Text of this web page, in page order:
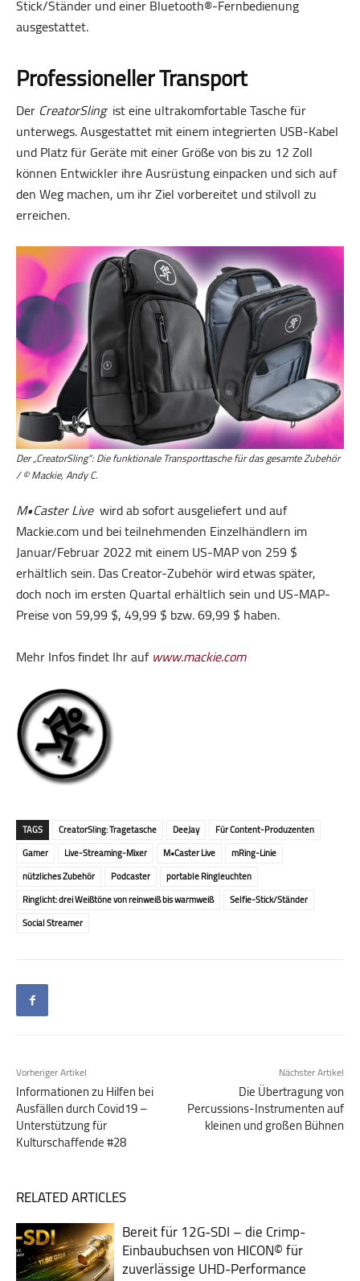
Stick/Ständer und einer Bluetooth®-Fernbedienung
ausgestattet.
Professioneller Transport
DerCreatorSlingist eine ultrakomfortable Tasche für
unterwegs. Ausgestattet mit einem integrierten USB-Kabel
und Platz für Geräte mit einer Größe von bis zu 12 Zoll
können Entwickler ihre Ausrüstung einpacken und sich auf
den Weg machen, um ihr Ziel vorbereitet und stilvoll zu
erreichen.
Der „CreatorSling“: Die funktionale Transporttasche für das gesamte Zubehör
/ © Mackie, Andy C.
M•Caster Livewird ab sofort ausgeliefert und auf
Mackie.com und bei teilnehmenden Einzelhändlern im
Januar/Februar 2022 mit einem US-MAP von 259 $
erhältlich sein. Das Creator-Zubehör wird etwas später,
doch noch im ersten Quartal erhältlich sein und US-MAP-
Preise von 59,99 $, 49,99 $ bzw. 69,99 $ haben.
Mehr Infos findet Ihr aufwww.mackie.com
TAGS CreatorSling: Tragetasche DeeJay
Für Content-Produzenten
Gamer
Live-Streaming-Mixer M•Caster Live
mRing-Linie
nützliches Zubehör
Podcaster
portable Ringleuchten
Ringlicht: drei Weißtöne von reinweiß bis warmweiß
Selfie-Stick/Ständer
Social Streamer
Vorheriger Artikel
Informationen zu Hilfen bei
Ausfällen durch Covid19 –
Unterstützung für
Kulturschaffende #28
Nächster Artikel
Die Übertragung von
Percussions-Instrumenten auf
kleinen und großen Bühnen
RELATED ARTICLES
Bereit für 12G-SDI – die Crimp-
Einbaubuchsen von HICON© für
zuverlässige UHD-Performance